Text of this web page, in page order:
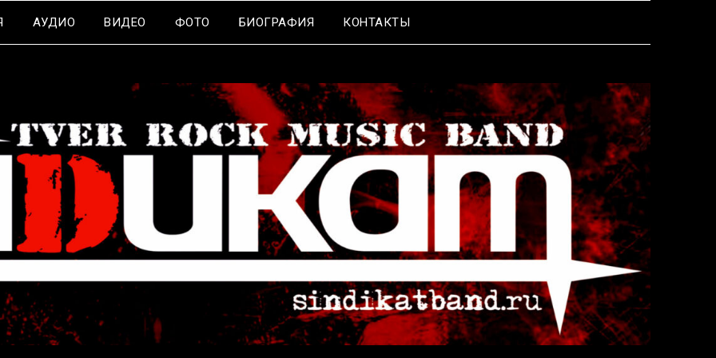
АУДИО ВИДЕО ФОТО БИОГРАФИЯ КОНТАКТЫ